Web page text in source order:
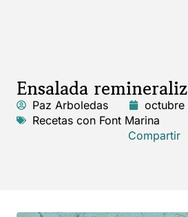
Ensalada
Paz Arboledas
octubre
Recetas con Font Marina
Compartir